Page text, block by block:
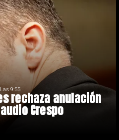
rechaza anulación
Crespo
9:55